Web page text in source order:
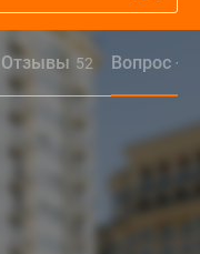
Отзывы 52 Вопрос -